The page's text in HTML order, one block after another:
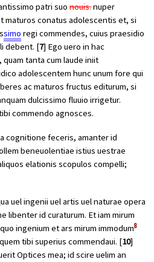
patri suonouis.nuper
maturos conatus adolescentis et, si
simo regi commendes, cuius praesidio
debent. [7] Ego uero in hac
tanta cum laude iniit
adolescentem hunc unum fore qui
ac maturos fructus editurum, si
dulcissimo fluuio irrigetur.
commendo agnosces.
cognitione feceris, amanter id
beneuolentiae istius uestrae
elationis scopulos compelli;
uel ingenii uel artis uel naturae opera
libenter id curaturum. Et iam mirum
ingenium et ars mirum immodum8
tibi superius commendaui. [10]
Optices mea; id scire uelim an